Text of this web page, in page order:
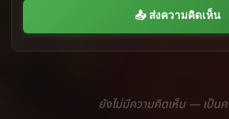
📤 ส่งความคิดเห็น
ยังไม่มีความคิดเห็น — เป็น